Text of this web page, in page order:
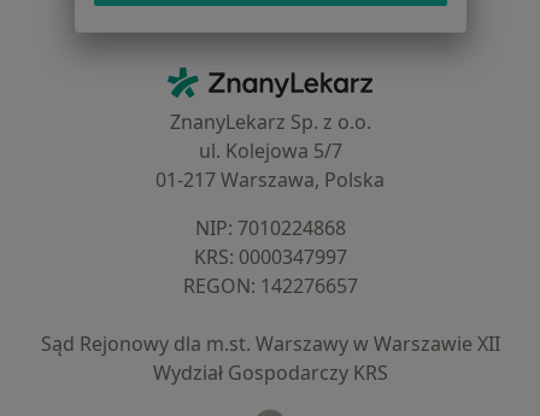
Centrum Pomocy dla Specjalisty
ZnanyLekarz - Strona główna
ZnanyLekarz Sp. z o.o.
ul. Kolejowa 5/7
01-217 Warszawa, Polska
NIP: ⁠7010224868
KRS: ⁠0000347997
REGON: ⁠142276657
Sąd Rejonowy dla m.st. Warszawy w Warszawie XII
Wydział Gospodarczy KRS